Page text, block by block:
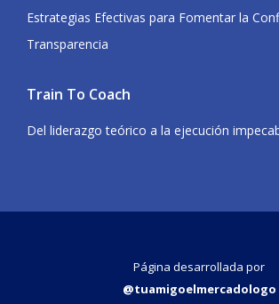
Estrategias Efectivas para Fomentar la
Transparencia
Train To Coach
Del liderazgo teórico a la ejecución
Página desarrollada por
@tuamigoelmercadologo